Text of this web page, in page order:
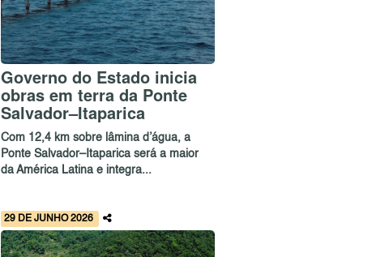
Governo do Estado inicia
obras em terra da Ponte
Salvador–Itaparica
Com 12,4 km sobre lâmina d’água, a
Ponte Salvador–Itaparica será a maior
da América Latina e integra...
29 DE JUNHO 2026